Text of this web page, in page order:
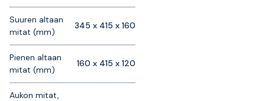
Suuren altaan
mitat (mm)
345 x 415 x 160
Pienen altaan
mitat (mm)
160 x 415 x 120
Aukon mitat,